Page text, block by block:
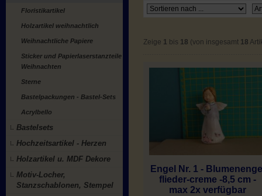
Floristikartikel
Holzartikel weihnachtlich
Weihnachtliche Papiere
Sticker und Papierlaserstanzteile
Weihnachten
Sterne
Bastelpackungen - Bastel-Sets
Acrylbello
Bastelsets
Hochzeitsartikel - Herzen
Holzartikel u. MDF Dekore
Motiv-Locher,
Stanzschablonen, Stempel
Zeige 1 bis 18 (von insgesamt 18
Engel Nr. 1 -
flieder-creme -8,5 cm -
max 2x verfügbar